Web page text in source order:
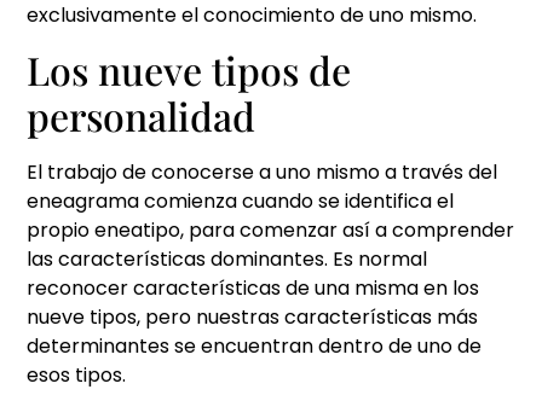
exclusivamente el conocimiento de uno mismo.
Los nueve tipos de
personalidad
El trabajo de conocerse a uno mismo a través del
eneagrama comienza cuando se identifica el
propio eneatipo, para comenzar así a comprender
las características dominantes. Es normal
reconocer características de una misma en los
nueve tipos, pero nuestras características más
determinantes se encuentran dentro de uno de
esos tipos.